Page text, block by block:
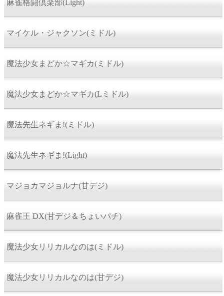
麻雀格闘倶楽部(Light)
マイケル・ジャクソン(ミドル)
魔法少女まどか☆マギカ(ミドル)
魔法少女まどか☆マギカ(Lミドル)
魔法先生ネギま!(ミドル)
魔法先生ネギま!(Light)
マジョカマジョルナ(甘デジ)
麻雀王 DX(甘デジ＆ちょいパチ)
魔法少女リリカルなのは(ミドル)
魔法少女リリカルなのは(甘デジ)